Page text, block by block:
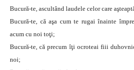
Bucură-te, ascultând laudele celor care
Bucură-te, că aşa cum te rugai înainte
acum cu noi toţi;
Bucură-te, că precum îţi ocroteai fiii
noi;